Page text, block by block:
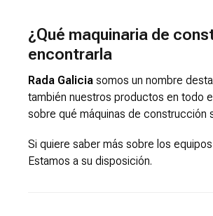
¿Qué maquinaria de
encontrarla
Rada Galicia somos un nombre
también nuestros productos en todo
sobre qué máquinas de construcción
Si quiere saber más sobre los
Estamos a su disposición.